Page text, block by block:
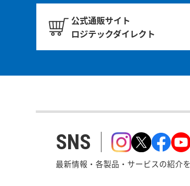
公式通販サイト
ロジテックダイレクト
SNS
最新情報・各製品・サービスの紹介